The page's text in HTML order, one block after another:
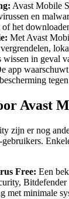
Avast Mobile
en
het
Met Avast
wissen in geval
app
Avast
zijn er nog
Free: Een
Bitdefender
met minimale